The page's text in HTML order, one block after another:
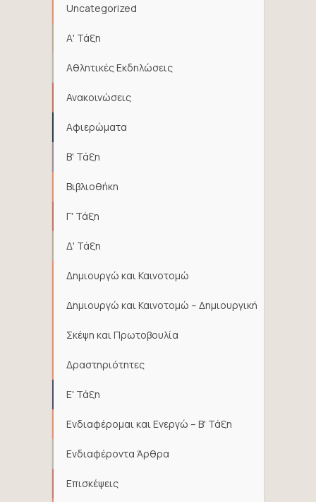
Uncategorized
Α' Τάξη
Αθλητικές Εκδηλώσεις
Ανακοινώσεις
Αφιερώματα
Β' Τάξη
Βιβλιοθήκη
Γ' Τάξη
Δ' Τάξη
Δημιουργώ και Καινοτομώ
Δημιουργώ και Καινοτομώ – Δημιουργική
Σκέψη και Πρωτοβουλία
Δραστηριότητες
Ε' Τάξη
Ενδιαφέρομαι και Ενεργώ – Β' Τάξη
Ενδιαφέροντα Άρθρα
Επισκέψεις